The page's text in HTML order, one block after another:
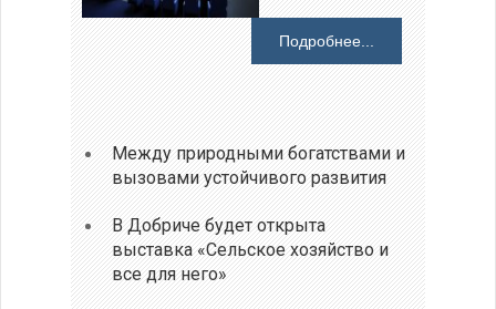
Подробнее...
Между природными богатствами и
вызовами устойчивого развития
В Добриче будет открыта
выставка «Сельское хозяйство и
все для него»